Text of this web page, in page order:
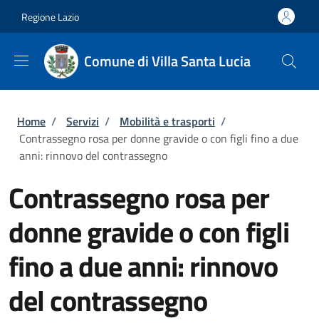
Regione Lazio
Comune di Villa Santa Lucia
Briciole di pane
Home / Servizi / Mobilità e trasporti /
Contrassegno rosa per donne gravide o con figli fino a due
anni: rinnovo del contrassegno
Contrassegno rosa per
donne gravide o con figli
fino a due anni: rinnovo
del contrassegno